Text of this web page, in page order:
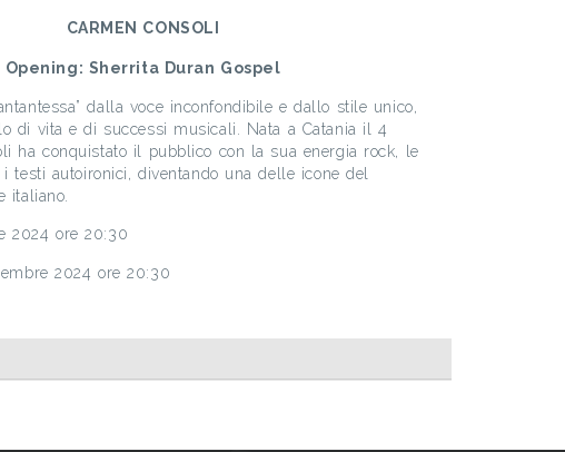
CARMEN CONSOLI
Opening: Sherrita Duran Gospel
dalla voce inconfondibile e dallo stile unico,
di vita e di successi musicali. Nata a Catania il 4
ha conquistato il pubblico con la sua energia rock, le
testi autoironici, diventando una delle icone del
italiano.
2024 ore 20:30
2024 ore 20:30